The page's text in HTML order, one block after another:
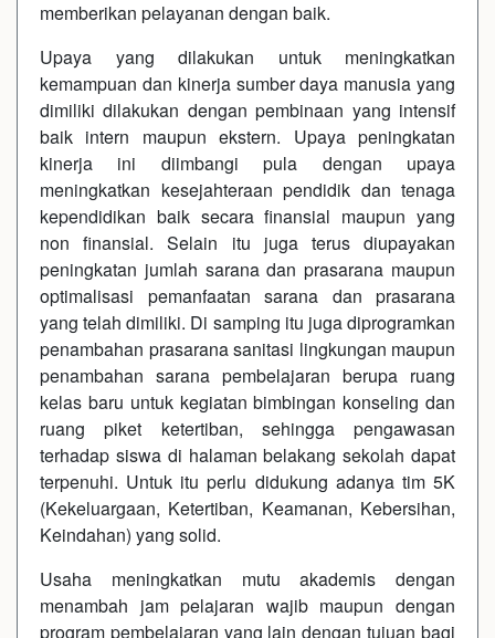
memberikan pelayanan dengan baik.
Upaya yang dilakukan untuk meningkatkan
kemampuan dan kinerja sumber daya manusia yang
dimiliki dilakukan dengan pembinaan yang intensif
baik intern maupun ekstern. Upaya peningkatan
kinerja ini diimbangi pula dengan upaya
meningkatkan kesejahteraan pendidik dan tenaga
kependidikan baik secara finansial maupun yang
non finansial. Selain itu juga terus diupayakan
peningkatan jumlah sarana dan prasarana maupun
optimalisasi pemanfaatan sarana dan prasarana
yang telah dimiliki. Di samping itu juga diprogramkan
penambahan prasarana sanitasi lingkungan maupun
penambahan sarana pembelajaran berupa ruang
kelas baru untuk kegiatan bimbingan konseling dan
ruang piket ketertiban, sehingga pengawasan
terhadap siswa di halaman belakang sekolah dapat
terpenuhi. Untuk itu perlu didukung adanya tim 5K
(Kekeluargaan, Ketertiban, Keamanan, Kebersihan,
Keindahan) yang solid.
Usaha meningkatkan mutu akademis dengan
menambah jam pelajaran wajib maupun dengan
program pembelajaran yang lain dengan tujuan bagi